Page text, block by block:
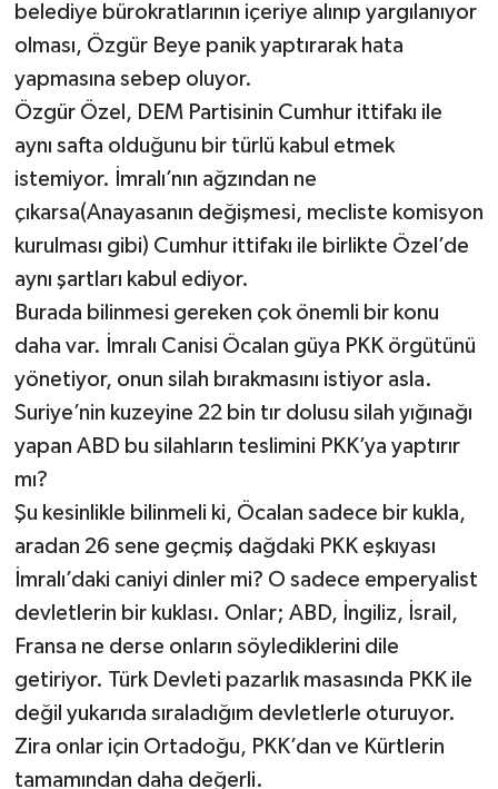
belediye bürokratlarının içeriye alınıp yargılanıyor
olması, Özgür Beye panik yaptırarak hata
yapmasına sebep oluyor.
Özgür Özel, DEM Partisinin Cumhur ittifakı ile
aynı safta olduğunu bir türlü kabul etmek
istemiyor. İmralı’nın ağzından ne
çıkarsa(Anayasanın değişmesi, mecliste komisyon
kurulması gibi) Cumhur ittifakı ile birlikte Özel’de
aynı şartları kabul ediyor.
Burada bilinmesi gereken çok önemli bir konu
daha var. İmralı Canisi Öcalan güya PKK örgütünü
yönetiyor, onun silah bırakmasını istiyor asla.
Suriye’nin kuzeyine 22 bin tır dolusu silah yığınağı
yapan ABD bu silahların teslimini PKK’ya yaptırır
mı?
Şu kesinlikle bilinmeli ki, Öcalan sadece bir kukla,
aradan 26 sene geçmiş dağdaki PKK eşkıyası
İmralı’daki caniyi dinler mi? O sadece emperyalist
devletlerin bir kuklası. Onlar; ABD, İngiliz, İsrail,
Fransa ne derse onların söylediklerini dile
getiriyor. Türk Devleti pazarlık masasında PKK ile
değil yukarıda sıraladığım devletlerle oturuyor.
Zira onlar için Ortadoğu, PKK’dan ve Kürtlerin
tamamından daha değerli.